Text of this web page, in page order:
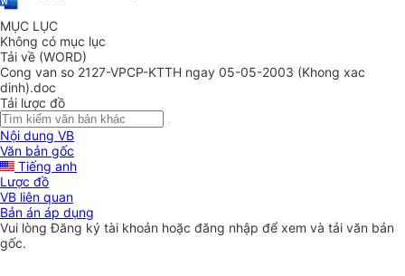
MỤC LỤC
Không có mục lục
Tải về (WORD)
Cong van so 2127-VPCP-KTTH ngay 05-05-2003 (Khong xac
dinh).doc
Tải lược đồ
Nội dung VB
Văn bản gốc
Tiếng anh
Lược đồ
VB liên quan
Bản án áp dụng
Vui lòngĐăng ký tài khoản hoặc đăng nhập để xem và tải văn bản
gốc.